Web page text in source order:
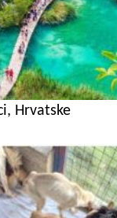
Hrvatske